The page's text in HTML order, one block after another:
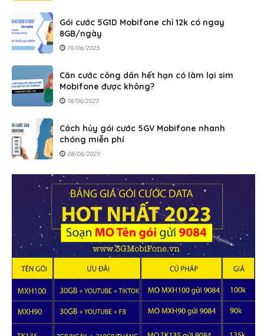
Gói cước 5G1D Mobifone chỉ 12k có ngay
8GB/ngày
19/06/2025
Căn cước công dân hết hạn có làm lại sim
Mobifone được không?
18/06/2025
Cách hủy gói cước 5GV Mobifone nhanh
chóng miễn phí
08/06/2025